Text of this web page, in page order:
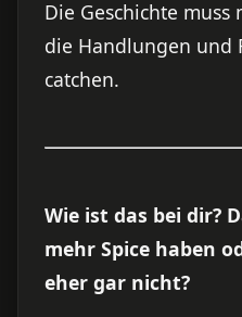
Die Geschichte
die Handlungen und
catchen.
Wie ist das bei dir?
mehr Spice haben
eher gar nicht?